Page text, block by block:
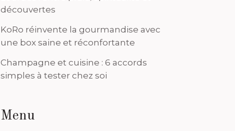
découvertes
KoRo réinvente la gourmandise avec
une box saine et réconfortante
Champagne et cuisine : 6 accords
simples à tester chez soi
Menu